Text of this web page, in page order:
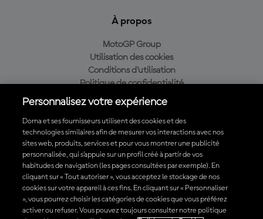
À propos
MotoGP Group
Utilisation des cookies
Conditions d'utilisation
Politique de confidentialité
Politique d’achat
Télécharger l'appli officielle du MotoGP™
© 2026 MotoGP Sports Entertainment Group. Tous droits réservés.
Toutes les marques déposées sont la propriété de leurs détenteurs
Personnalisez votre expérience
Dorna et ses fournisseurs utilisent des cookies et des
technologies similaires afin de mesurer vos interactions avec nos
sites web, produits, services et pour vous montrer une publicité
personnalisée, qui s’appuie sur un profil créé à partir de vos
habitudes de navigation (les pages consultées par exemple). En
cliquant sur « Tout autoriser », vous acceptez le stockage de nos
cookies sur votre appareil à ces fins. En cliquant sur « Personnaliser
», vous pourrez choisir les catégories de cookies que vous préférez
activer ou refuser. Vous pouvez toujours consulter notre politique